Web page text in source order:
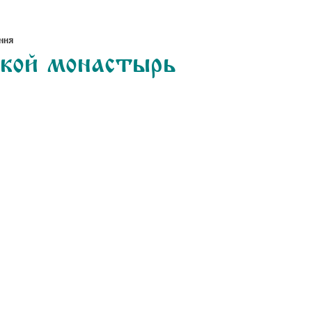
монастырь